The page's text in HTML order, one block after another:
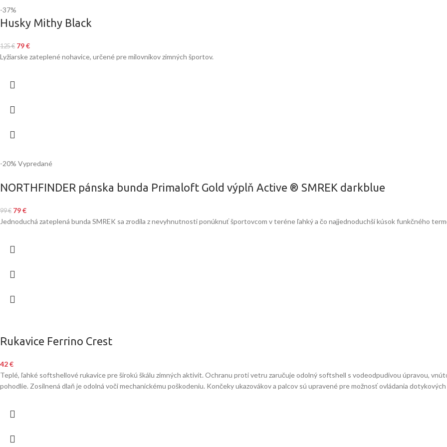
-37%
Husky Mithy Black
125€ 79€
Lyžiarske zateplené nohavice, určené pre milovníkov zimných športov.
-20% Vypredané
NORTHFINDER pánska bunda Primaloft Gold výplň Active ® SMREK darkblue
99€ 79€
Jednoduchá zateplená bunda SMREK sa zrodila z nevyhnutnosti ponúknuť športovcom v teréne ľahký a čo najjednoduchší kúsok funkčného
Rukavice Ferrino Crest
42€
Teplé, ľahké softshellové rukavice pre širokú škálu zimných aktivít. Ochranu proti vetru zaručuje odolný softshell s vodeodpudivou úpravou,
pohodlie. Zosilnená dlaň je odolná voči mechanickému poškodeniu. Končeky ukazovákov a palcov sú upravené pre možnosť ovládania dotykových